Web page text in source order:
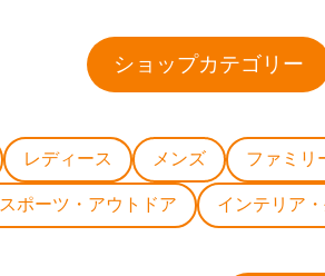
ショップカテゴリー
レディース メンズ ファミリ
スポーツ・アウトドア インテリア